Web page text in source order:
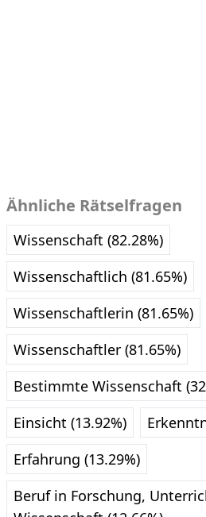
Ähnliche Rätselfragen
Wissenschaft (82.28%)
Wissenschaftlich (81.65%)
Wissenschaftlerin (81.65%)
Wissenschaftler (81.65%)
Bestimmte Wissenschaft
Einsicht (13.92%)
Erfahrung (13.29%)
Beruf in Forschung,